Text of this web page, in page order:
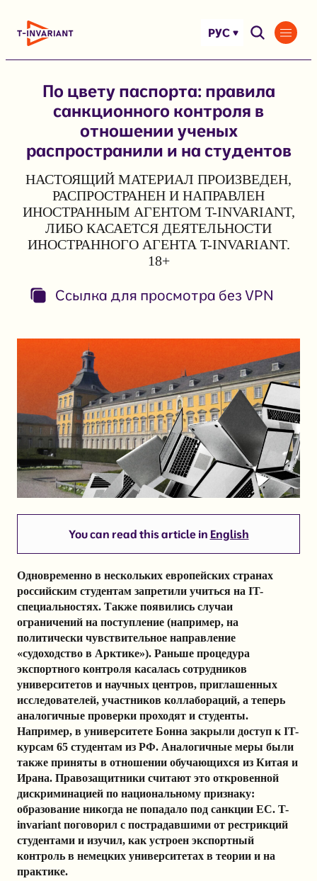
РУС
По цвету паспорта: правила
санкционного контроля в
отношении ученых
распространили и на студентов
НАСТОЯЩИЙ МАТЕРИАЛ ПРОИЗВЕДЕН,
РАСПРОСТРАНЕН И НАПРАВЛЕН
ИНОСТРАННЫМ АГЕНТОМ T-INVARIANT,
ЛИБО КАСАЕТСЯ ДЕЯТЕЛЬНОСТИ
ИНОСТРАННОГО АГЕНТА T-INVARIANT.
18+
Ссылка для просмотра без VPN
You can read this article in English
Одновременно в нескольких европейских странах
российским студентам запретили учиться на IT-
специальностях. Также появились случаи
ограничений на поступление (например, на
политически чувствительное направление
«судоходство в Арктике»). Раньше процедура
экспортного контроля касалась сотрудников
университетов и научных центров, приглашенных
исследователей, участников коллабораций, а теперь
аналогичные проверки проходят и студенты.
Например, в университете Бонна закрыли доступ к IT-
курсам 65 студентам из РФ. Аналогичные меры были
также приняты в отношении обучающихся из Китая и
Ирана. Правозащитники считают это откровенной
дискриминацией по национальному признаку:
образование никогда не попадало под санкции ЕС. T-
invariant поговорил с пострадавшими от рестрикций
студентами и изучил, как устроен экспортный
контроль в немецких университетах в теории и на
практике.